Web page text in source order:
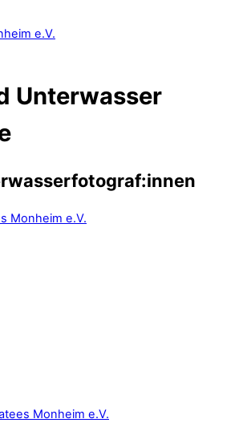
Unterwasser